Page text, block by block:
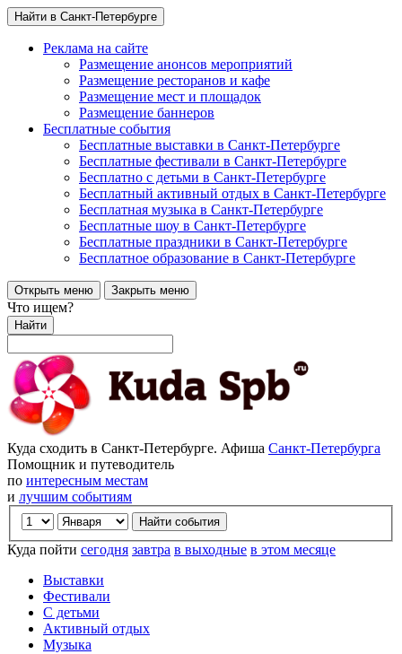
Найти в Санкт-Петербурге
Реклама на сайте
Размещение анонсов мероприятий
Размещение ресторанов и кафе
Размещение мест и площадок
Размещение баннеров
Бесплатные события
Бесплатные выставки в Санкт-Петербурге
Бесплатные фестивали в Санкт-Петербурге
Бесплатно с детьми в Санкт-Петербурге
Бесплатный активный отдых в Санкт-Петербурге
Бесплатная музыка в Санкт-Петербурге
Бесплатные шоу в Санкт-Петербурге
Бесплатные праздники в Санкт-Петербурге
Бесплатное образование в Санкт-Петербурге
Открыть меню Закрыть меню
Что ищем?
Найти
Куда сходить в Санкт-Петербурге. Афиша Санкт-Петербурга
Помощник и путеводитель
по интересным местам
и лучшим событиям
Куда пойти сегодня завтра в выходные в этом месяце
Выставки
Фестивали
С детьми
Активный отдых
Музыка